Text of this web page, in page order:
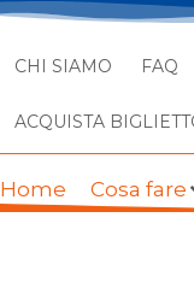
CHI SIAMO FAQ
ACQUISTA
Home Cosa fare